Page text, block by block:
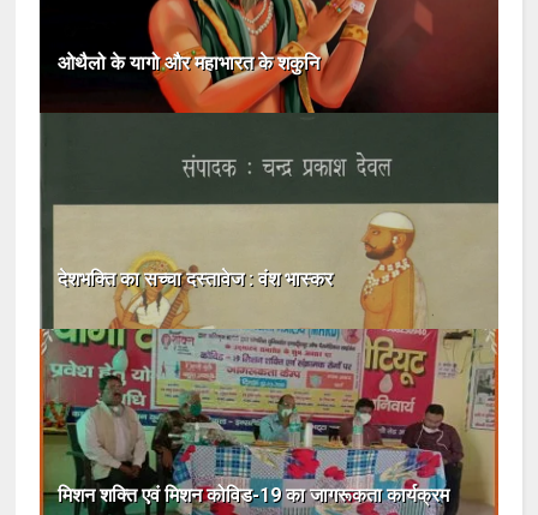
ओथैलो के यागो और महाभारत के शकुनि
देशभक्ति का सच्चा दस्तावेज : वंश भास्कर
मिशन शक्ति एवं मिशन कोविड-19 का जागरूकता कार्यक्रम